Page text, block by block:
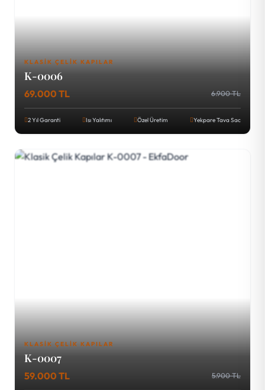
KLASIK ÇELIK KAPILAR
K-0006
69.000 TL 6.900 TL
2 Yıl Garanti Isı Yalıtımı Özel Üretim Yekpare Tava Sac
KLASIK ÇELIK KAPILAR
K-0007
59.000 TL 5.900 TL